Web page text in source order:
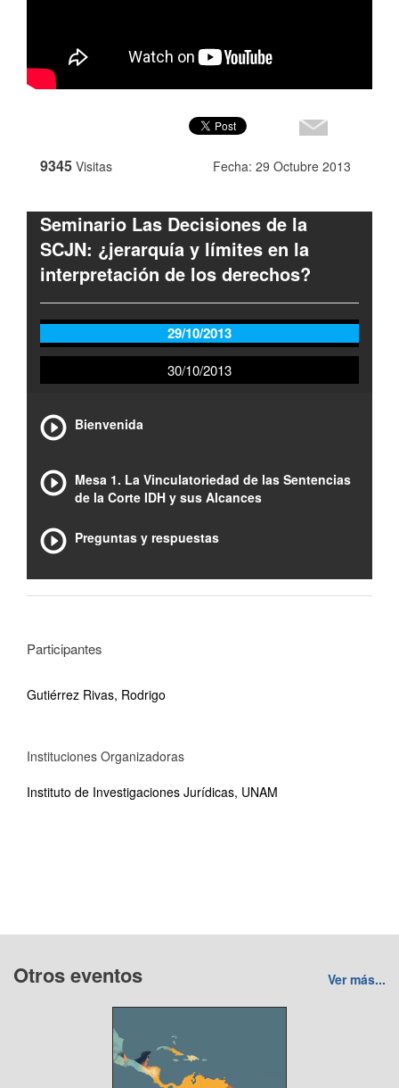
9345 Visitas Fecha: 29 Octubre 2013
Seminario Las Decisiones de la
SCJN: ¿jerarquía y límites en la
interpretación de los derechos?
29/10/2013
30/10/2013
Bienvenida
Mesa 1. La Vinculatoriedad de las Sentencias
de la Corte IDH y sus Alcances
Preguntas y respuestas
Participantes
Gutiérrez Rivas, Rodrigo
Instituciones Organizadoras
Instituto de Investigaciones Jurídicas, UNAM
Otros eventos Ver más...